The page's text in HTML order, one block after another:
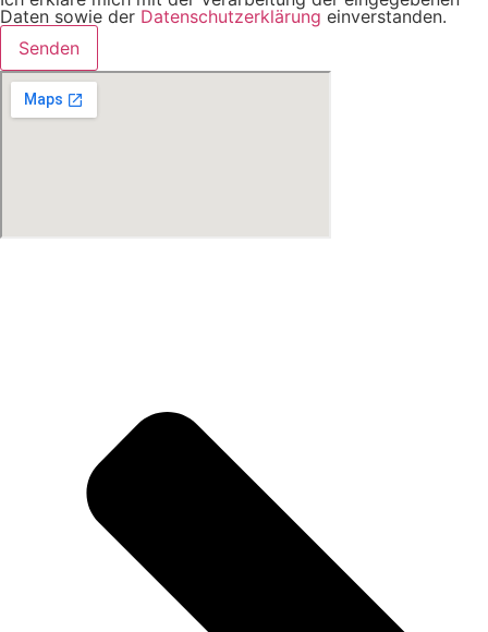
Daten sowie der Datenschutzerklärung einverstanden.
Senden